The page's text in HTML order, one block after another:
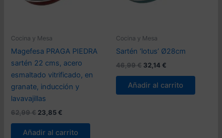
Cocina y Mesa
Magefesa PRAGA PIEDRA
sartén 22 cms, acero
esmaltado vitrificado, en
granate, inducción y
lavavajillas
62,99€ El
original
23,85 €
actual
Añadir al carrito
Cocina y Mesa
Sartén ‘lotus’ Ø28cm
46,99€ El
original
era:
32,14 €
actual
es:
Añadir al carrito